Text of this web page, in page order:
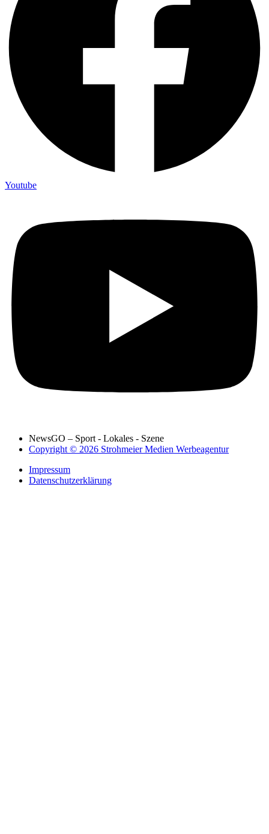
Youtube
NewsGO – Sport - Lokales - Szene
Copyright © 2026 Strohmeier Medien Werbeagentur
Impressum
Datenschutzerklärung